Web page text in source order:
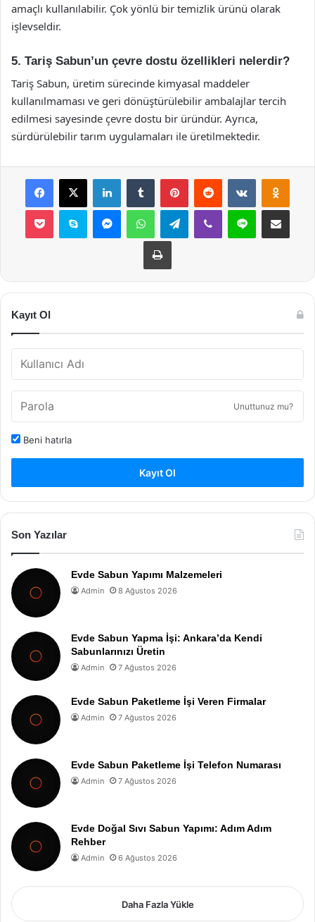
amaçlı kullanılabilir. Çok yönlü bir temizlik ürünü olarak
işlevseldir.
5. Tariş Sabun’un çevre dostu özellikleri nelerdir?
Tariş Sabun, üretim sürecinde kimyasal maddeler
kullanılmaması ve geri dönüştürülebilir ambalajlar tercih
edilmesi sayesinde çevre dostu bir üründür. Ayrıca,
sürdürülebilir tarım uygulamaları ile üretilmektedir.
Facebook
X LinkedInTumblr PinterestReddit VKontakte
Pocket Skype MessengerWhatsAppTelegramViber Line E-Posta ile
Yazdır
Kayıt Ol
Unuttunuz mu?
Beni hatırla
Kayıt Ol
Son Yazılar
Evde Sabun Yapımı Malzemeleri
Admin 8 Ağustos 2026
Evde Sabun Yapma İşi: Ankara’da Kendi
Sabunlarınızı Üretin
Admin 7 Ağustos 2026
Evde Sabun Paketleme İşi Veren Firmalar
Admin 7 Ağustos 2026
Evde Sabun Paketleme İşi Telefon Numarası
Admin 7 Ağustos 2026
Evde Doğal Sıvı Sabun Yapımı: Adım Adım
Rehber
Admin 6 Ağustos 2026
Daha Fazla Yükle